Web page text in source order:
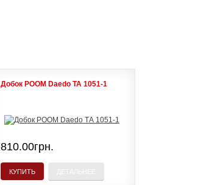
Добок POOM Daedo ТА 1051-1
810.00грн.
КУПИТЬ